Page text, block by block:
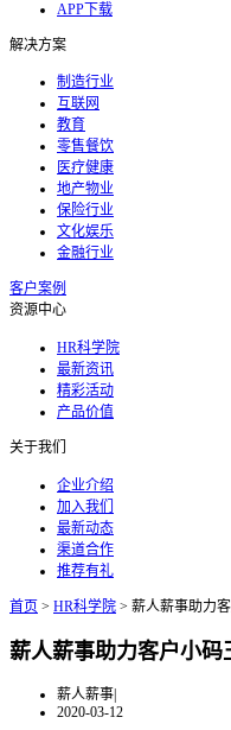
APP下载
解决方案
制造行业
互联网
教育
零售餐饮
医疗健康
地产物业
保险行业
文化娱乐
金融行业
客户案例
资源中心
HR科学院
最新资讯
精彩活动
产品价值
关于我们
企业介绍
加入我们
最新动态
渠道合作
推荐有礼
首页 > HR科学院 > 薪人薪事助力
薪人薪事助力客户小
薪人薪事|
2020-03-12